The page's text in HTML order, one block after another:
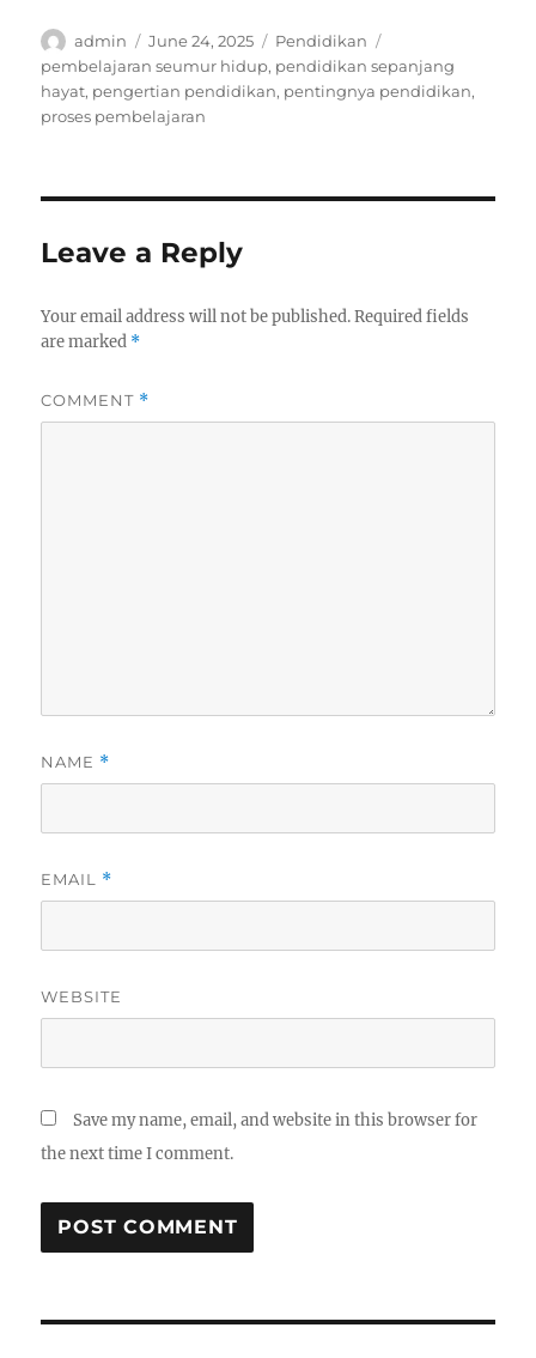
Author
admin
Posted
on
June 24, 2025 Categories
Pendidikan
pembelajaran seumur hidup, pendidikan sepanjang
hayat, pengertian pendidikan, pentingnya pendidikan,
proses pembelajaran
Leave a Reply
Your email address will not be published. Required fields
are marked *
COMMENT *
NAME *
EMAIL *
WEBSITE
Save my name, email, and website in this browser for
the next time I comment.